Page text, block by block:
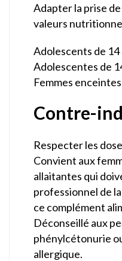
Adapter la prise de
valeurs
Adolescents de 14
Adolescentes de
Femmes
Contre-
Respecter les
Convient aux
allaitantes qui
professionnel de
ce complément
Déconseillé aux
phénylcétonurie
allergique.